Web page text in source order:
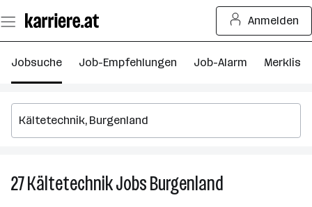
Seiteninhalt
springen
Anmelden
Jobsuche Job-Empfehlungen Job-Alarm Merkliste
27KältetechnikJobsBurgenland